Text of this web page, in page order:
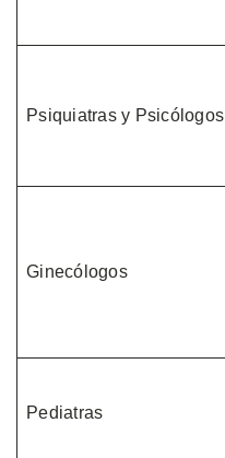
Psiquiatras y Psicólogos
Ginecólogos
Pediatras